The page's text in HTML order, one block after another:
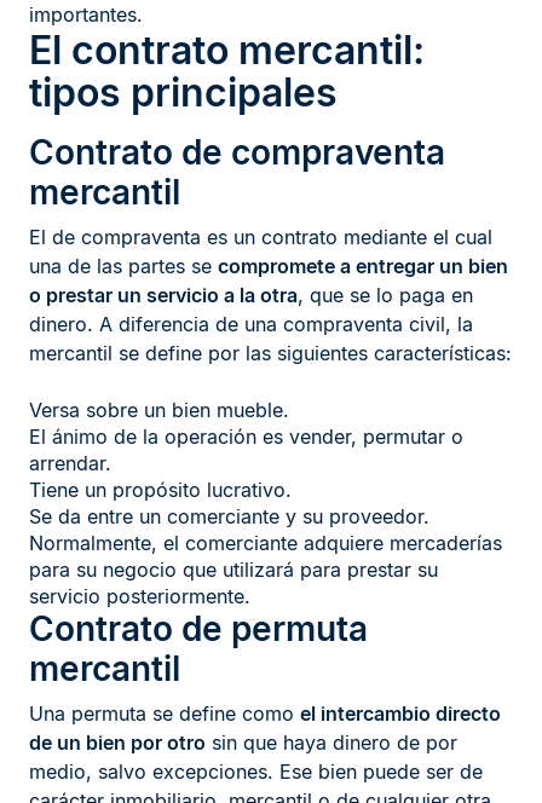
importantes.
El contrato mercantil:
tipos principales
Contrato de compraventa
mercantil
El de compraventa es un contrato mediante el cual
una de las partes se compromete a entregar un bien
o prestar un servicio a la otra, que se lo paga en
dinero. A diferencia de una compraventa civil, la
mercantil se define por las siguientes características:
Versa sobre un bien mueble.
El ánimo de la operación es vender, permutar o
arrendar.
Tiene un propósito lucrativo.
Se da entre un comerciante y su proveedor.
Normalmente, el comerciante adquiere mercaderías
para su negocio que utilizará para prestar su
servicio posteriormente.
Contrato de permuta
mercantil
Una permuta se define como el intercambio directo
de un bien por otro sin que haya dinero de por
medio, salvo excepciones. Ese bien puede ser de